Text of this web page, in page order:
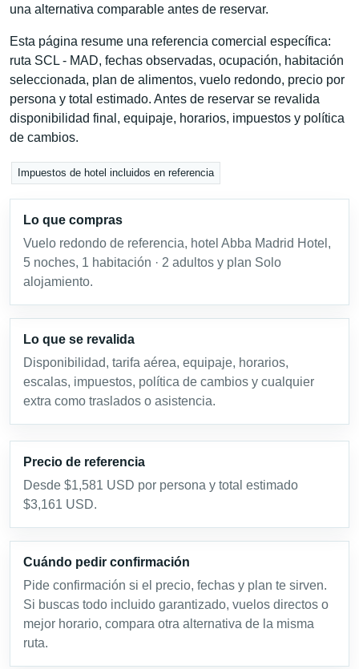
una alternativa comparable antes de reservar.
Esta página resume una referencia comercial específica:
ruta SCL - MAD, fechas observadas, ocupación, habitación
seleccionada, plan de alimentos, vuelo redondo, precio por
persona y total estimado. Antes de reservar se revalida
disponibilidad final, equipaje, horarios, impuestos y política
de cambios.
Impuestos de hotel incluidos en referencia
Lo que compras
Vuelo redondo de referencia, hotel Abba Madrid Hotel,
5 noches, 1 habitación · 2 adultos y plan Solo
alojamiento.
Lo que se revalida
Disponibilidad, tarifa aérea, equipaje, horarios,
escalas, impuestos, política de cambios y cualquier
extra como traslados o asistencia.
Precio de referencia
Desde $1,581 USD por persona y total estimado
$3,161 USD.
Cuándo pedir confirmación
Pide confirmación si el precio, fechas y plan te sirven.
Si buscas todo incluido garantizado, vuelos directos o
mejor horario, compara otra alternativa de la misma
ruta.